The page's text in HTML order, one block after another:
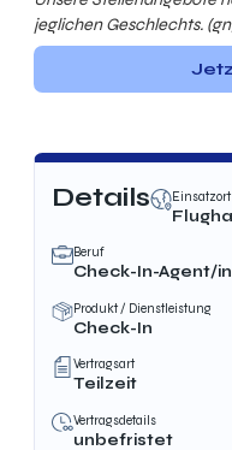
jeglichen Geschlechts.
Details Einsatzort
Beruf
Check-In-Agent/in
Produkt / Dienstleistung
Check-In
Vertragsart
Teilzeit
Vertragsdetails
unbefristet